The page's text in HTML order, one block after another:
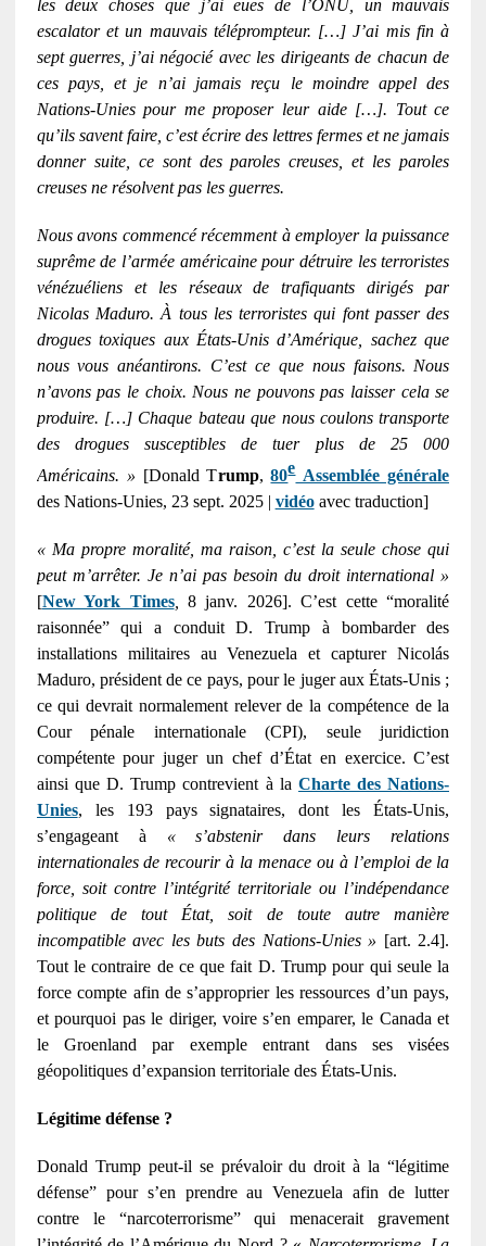
les deux choses que j’ai eues de l’ONU, un mauvais
escalator et un mauvais téléprompteur. […] J’ai mis fin à
sept guerres, j’ai négocié avec les dirigeants de chacun de
ces pays, et je n’ai jamais reçu le moindre appel des
Nations-Unies pour me proposer leur aide […]. Tout ce
qu’ils savent faire, c’est écrire des lettres fermes et ne jamais
donner suite, ce sont des paroles creuses, et les paroles
creuses ne résolvent pas les guerres.
Nous avons commencé récemment à employer la puissance
suprême de l’armée américaine pour détruire les terroristes
vénézuéliens et les réseaux de trafiquants dirigés par
Nicolas Maduro. À tous les terroristes qui font passer des
drogues toxiques aux États-Unis d’Amérique, sachez que
nous vous anéantirons. C’est ce que nous faisons. Nous
n’avons pas le choix. Nous ne pouvons pas laisser cela se
produire. […] Chaque bateau que nous coulons transporte
des drogues susceptibles de tuer plus de 25 000
Américains. » [Donald Trump,80eAssemblée générale
des Nations-Unies, 23 sept. 2025 | vidéoavec traduction]
« Ma propre moralité, ma raison, c’est la seule chose qui
peut m’arrêter. Je n’ai pas besoin du droit international »
[New York Times,
8 janv. 2026]. C’est cette “moralité
raisonnée” qui a conduit D. Trump à bombarder des
installations militaires au Venezuela et capturer Nicolás
Maduro, président de ce pays, pour le juger aux États-Unis ;
ce qui devrait normalement relever de la compétence de la
Cour pénale internationale (CPI), seule juridiction
compétente pour juger un chef d’État en exercice. C’est
ainsi que D. Trump contrevient à la Charte des Nations-
Unies, les 193 pays signataires, dont les États-Unis,
s’engageant à « s’abstenir dans leurs relations
internationales de recourir à la menace ou à l’emploi de la
force, soit contre l’intégrité territoriale ou l’indépendance
politique de tout État, soit de toute autre manière
incompatible avec les buts des Nations-Unies » [art. 2.4].
Tout le contraire de ce que fait D. Trump pour qui seule la
force compte afin de s’approprier les ressources d’un pays,
et pourquoi pas le diriger, voire s’en emparer, le Canada et
le Groenland par exemple entrant dans ses visées
géopolitiques d’expansion territoriale des États-Unis.
Légitime défense ?
Donald Trump peut-il se prévaloir du droit à la “légitime
défense” pour s’en prendre au Venezuela afin de lutter
contre le “narcoterrorisme” qui menacerait gravement